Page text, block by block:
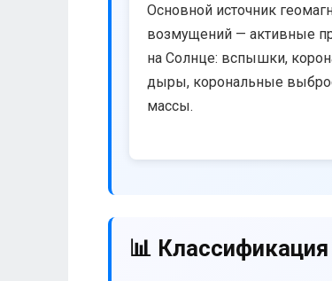
Основной источник
возмущений — активные
на Солнце: вспышки,
дыры, корональные
массы.
📊